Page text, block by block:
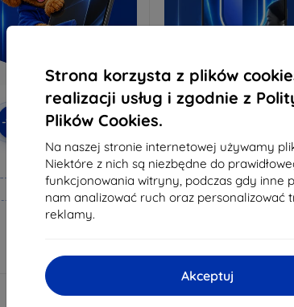
Strona korzysta z plików
realizacji usług i zgodnie z
Plików Cookies.
Na naszej stronie internetowej używamy
Niektóre z nich są niezbędne do
funkcjonowania witryny, podczas gdy inne
nam analizować ruch oraz personalizować
reklamy.
Akceptuj
-10%
Zniżka z
kuponem
EXTRA10
3mk Anti-Shock szkło
ochronne
Wykonane na miarę
64,89 zł
Na stanie: > 5 szt.
3mk Pure Matt Szkło
ochronne
Wykonane na miarę
Na stanie: > 5 szt.